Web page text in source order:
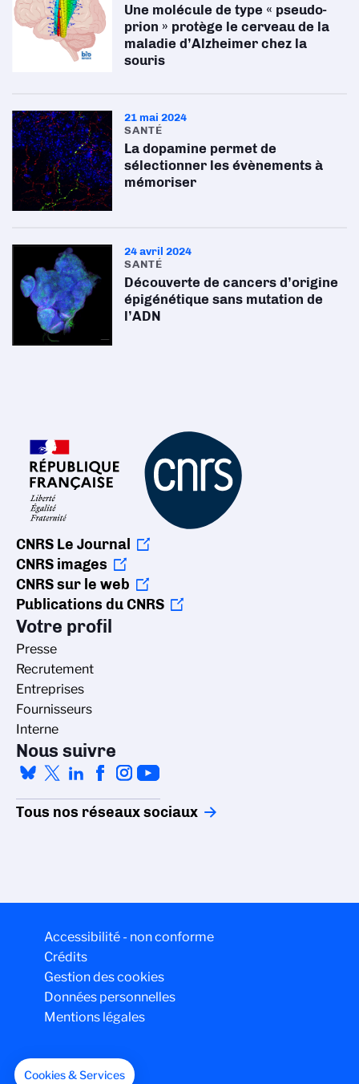
Une molécule de type « pseudo-
prion » protège le cerveau de la
maladie d’Alzheimer chez la
souris
21 mai 2024
SANTÉ
La dopamine permet de
sélectionner les évènements à
mémoriser
24 avril 2024
SANTÉ
Découverte de cancers d’origine
épigénétique sans mutation de
l’ADN
CNRS Le Journal
CNRS images
CNRS sur le web
Publications du CNRS
Votre profil
Presse
Recrutement
Entreprises
Fournisseurs
Interne
Nous suivre
Tous nos réseaux sociaux
Accessibilité - non conforme
Crédits
Gestion des cookies
Données personnelles
Mentions légales
Cookies & Services